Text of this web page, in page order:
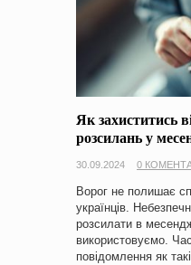
Як захиститись
розсилань у
30.09.2024 0
Ворог не полишає
українців.
розсилати в
використовуємо.
повідомлення як